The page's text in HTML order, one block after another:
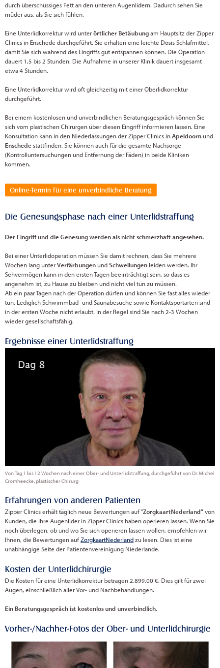
durch überschüssiges Fett an den unteren Augenlidern. Dadurch sehen Sie
müder aus, als Sie sich fühlen.
Eine Unterlidkorrektur wird unterörtlicher Betäubungam Hauptsitz der Zipper
Clinics in Enschede durchgeführt. Sie erhalten eine leichte Dosis Schlafmittel,
damit Sie sich während des Eingriffs gut entspannen können. Die Operation
dauert 1,5 bis 2 Stunden. Die Aufnahme in unserer Klinik dauert insgesamt
etwa 4 Stunden.
Eine Unterlidkorrektur wird oft gleichzeitig mit einer Oberlidkorrektur
durchgeführt.
Bei einem kostenlosen und unverbindlichen Beratungsgespräch können Sie
sich vom plastischen Chirurgen über diesen Eingriff informieren lassen. Eine
Konsultation kann in den Niederlassungen der Zipper Clinics inApeldoorn und
Enschedestattfinden. Sie können auch für die gesamte Nachsorge
(Kontrolluntersuchungen und Entfernung der Fäden) in beide Kliniken
kommen.
Online-Termin für eine unverbindliche Beratung
Die Genesungsphase nach einer Unterlidstraffung
Der Eingriff und die Genesung werden als nicht schmerzhaft angesehen.
Bei einer Unterlidoperation müssen Sie damit rechnen, dass Sie mehrere
Wochen lang unterVerfärbungen undSchwellungen leiden werden. Ihr
Sehvermögen kann in den ersten Tagen beeinträchtigt sein, so dass es
angenehm ist, zu Hause zu bleiben und nicht viel tun zu müssen.
Ab ein paar Tagen nach der Operation dürfen und können Sie fast alles wieder
tun. Lediglich Schwimmbad- und Saunabesuche sowie Kontaktsportarten sind
in der ersten Woche nicht erlaubt. In der Regel sind Sie nach 2-3 Wochen
wieder gesellschaftsfähig.
Ergebnisse einer Unterlidstraffung
Von Tag 1 bis 12 Wochen nach einer Ober- und Unterlidstraffung, durchgeführt von Dr. Michel
Cromheecke, plastischer Chirurg
Erfahrungen von anderen Patienten
Zipper Clinics erhält täglich neue Bewertungen auf "ZorgkaartNederland"von
Kunden, die ihre Augenlider in Zipper Clinics haben operieren lassen. Wenn Sie
noch überlegen, ob und wo Sie sich operieren lassen wollen, empfehlen wir
Ihnen, die Bewertungen aufZorgkaartNederlandzu lesen. Dies ist eine
unabhängige Seite der Patientenvereinigung Niederlande.
Kosten der Unterlidchirurgie
Die Kosten für eine Unterlidkorrektur betragen 2.899,00 €. Dies gilt für zwei
Augen, einschließlich aller Vor- und Nachbehandlungen.
Ein Beratungsgespräch ist kostenlos und unverbindlich.
Vorher-/Nachher-Fotos der Ober- und Unterlidchirurgie